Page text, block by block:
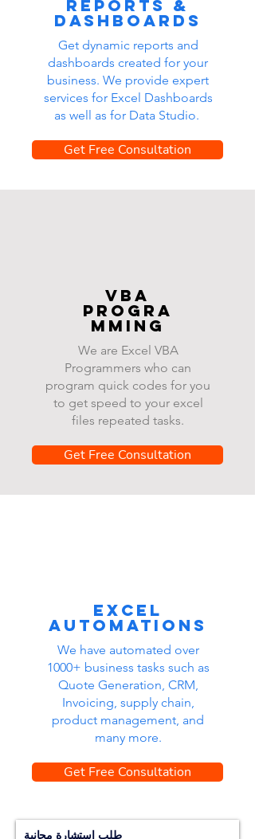
Reports &
dashboards
Get dynamic reports and
dashboards created for your
business. We provide expert
services for Excel Dashboards
as well as for Data Studio.
Get Free Consultation
VBA
progra
mming
We are Excel VBA
Programmers who can
program quick codes for you
to get speed to your excel
files repeated tasks.
Get Free Consultation
Excel
automations
We have automated over
1000+ business tasks such as
Quote Generation, CRM,
Invoicing, supply chain,
product management, and
many more.
Get Free Consultation
طلب استشارة مجانية